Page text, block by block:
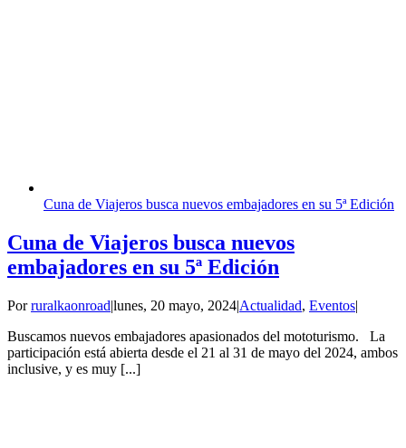
Cuna de Viajeros busca nuevos embajadores en su 5ª Edición
Cuna de Viajeros busca nuevos
embajadores en su 5ª Edición
Porruralkaonroad|lunes, 20 mayo, 2024|Actualidad, Eventos|
Buscamos nuevos embajadores apasionados del mototurismo. La
participación está abierta desde el 21 al 31 de mayo del 2024, ambos
inclusive, y es muy [...]